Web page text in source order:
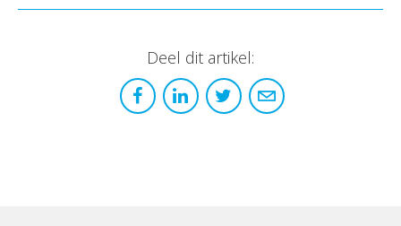
Deel dit artikel: